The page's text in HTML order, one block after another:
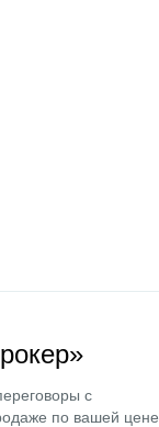
с
по вашей цене